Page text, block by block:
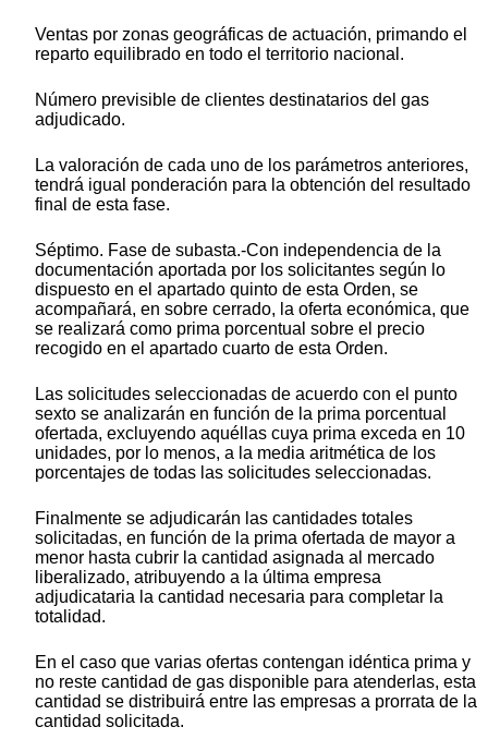
Ventas por zonas geográficas de actuación, primando el
reparto equilibrado en todo el territorio nacional.
Número previsible de clientes destinatarios del gas
adjudicado.
La valoración de cada uno de los parámetros anteriores,
tendrá igual ponderación para la obtención del resultado
final de esta fase.
Séptimo. Fase de subasta.-Con independencia de la
documentación aportada por los solicitantes según lo
dispuesto en el apartado quinto de esta Orden, se
acompañará, en sobre cerrado, la oferta económica, que
se realizará como prima porcentual sobre el precio
recogido en el apartado cuarto de esta Orden.
Las solicitudes seleccionadas de acuerdo con el punto
sexto se analizarán en función de la prima porcentual
ofertada, excluyendo aquéllas cuya prima exceda en 10
unidades, por lo menos, a la media aritmética de los
porcentajes de todas las solicitudes seleccionadas.
Finalmente se adjudicarán las cantidades totales
solicitadas, en función de la prima ofertada de mayor a
menor hasta cubrir la cantidad asignada al mercado
liberalizado, atribuyendo a la última empresa
adjudicataria la cantidad necesaria para completar la
totalidad.
En el caso que varias ofertas contengan idéntica prima y
no reste cantidad de gas disponible para atenderlas, esta
cantidad se distribuirá entre las empresas a prorrata de la
cantidad solicitada.